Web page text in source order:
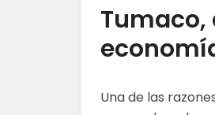
Tumaco,
Una de las